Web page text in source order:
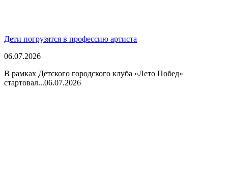
Дети погрузятся в профессию артиста
06.07.2026
В рамках Детского городского клуба «Лето Побед»
стартовал...06.07.2026